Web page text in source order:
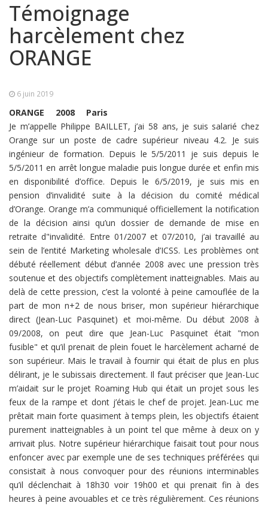
Témoignage
harcèlement chez
ORANGE
6 juin 2019
ORANGE 2008
Paris
Je m’appelle Philippe BAILLET, j’ai 58 ans, je suis salarié chez
Orange sur un poste de cadre supérieur niveau 4.2. Je suis
ingénieur de formation. Depuis le 5/5/2011 je suis depuis le
5/5/2011 en arrêt longue maladie puis longue durée et enfin mis
en disponibilité d’office. Depuis le 6/5/2019, je suis mis en
pension d’invalidité suite à la décision du comité médical
d’Orange. Orange m’a communiqué officiellement la notification
de la décision ainsi qu’un dossier de demande de mise en
retraite d"invalidité. Entre 01/2007 et 07/2010, j’ai travaillé au
sein de l’entité Marketing wholesale d’ICSS. Les problèmes ont
débuté réellement début d’année 2008 avec une pression très
soutenue et des objectifs complètement inatteignables. Mais au
delà de cette pression, c’est la volonté à peine camouflée de la
part de mon n+2 de nous briser, mon supérieur hiérarchique
direct (Jean-Luc Pasquinet) et moi-même. Du début 2008 à
09/2008, on peut dire que Jean-Luc Pasquinet était "mon
fusible" et qu’il prenait de plein fouet le harcèlement acharné de
son supérieur. Mais le travail à fournir qui était de plus en plus
délirant, je le subissais directement. Il faut préciser que Jean-Luc
m’aidait sur le projet Roaming Hub qui était un projet sous les
feux de la rampe et dont j’étais le chef de projet. Jean-Luc me
prêtait main forte quasiment à temps plein, les objectifs étaient
purement inatteignables à un point tel que même à deux on y
arrivait plus. Notre supérieur hiérarchique faisait tout pour nous
enfoncer avec par exemple une de ses techniques préférées qui
consistait à nous convoquer pour des réunions interminables
qu’il déclenchait à 18h30 voir 19h00 et qui prenait fin à des
heures à peine avouables et ce très régulièrement. Ces réunions